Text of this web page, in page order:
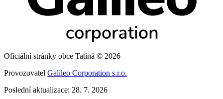
Oficiální stránky obce Tatiná © 2026
Provozovatel Galileo Corporation s.r.o.
Poslední aktualizace: 28. 7. 2026